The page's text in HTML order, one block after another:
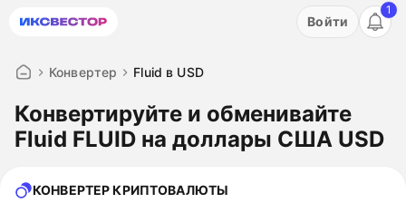
Акция: бесплатный пробный период на 3 дня!
Войти
1
Конвертер Fluid в USD
Конвертируйте и обменивайте
Fluid FLUID на доллары США USD
КОНВЕРТЕР КРИПТОВАЛЮТЫ